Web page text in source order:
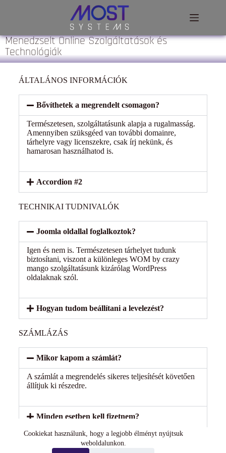
Cookiekat használunk, hogy a legjobb élményt nyújtsuk
weboldalunkon.
Menedzselt Online Szolgáltatások és
Technológiák
ÁLTALÁNOS INFORMÁCIÓK
Bővíthetek a megrendelt csomagon?
Természetesen, szolgáltatásunk alapja a rugalmasság.
Amennyiben szüksgéed van további domainre,
tárhelyre vagy licenszekre, csak írj nekünk, és
hamarosan használhatod is.
Accordion #2
TECHNIKAI TUDNIVALÓK
Joomla oldallal foglalkoztok?
Igen és nem is. Természetesen tárhelyet tudunk
biztosítani, viszont a különleges WOM by crazy
mango szolgáltatásunk kizárólag WordPress
oldalaknak szól.
Hogyan tudom beállítani a levelezést?
SZÁMLÁZÁS
Mikor kapom a számlát?
A számlát a megrendelés sikeres teljesítését követően
állítjuk ki részedre.
Minden esetben kell fizetnem?